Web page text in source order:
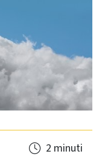
2 minuti